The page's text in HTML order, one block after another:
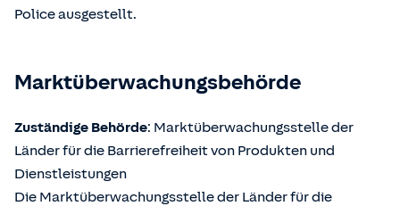
Police ausgestellt.
Marktüberwachungsbehörde
Zuständige Behörde: Marktüberwachungsstelle der
Länder für die Barrierefreiheit von Produkten und
Dienstleistungen
Die Marktüberwachungsstelle der Länder für die